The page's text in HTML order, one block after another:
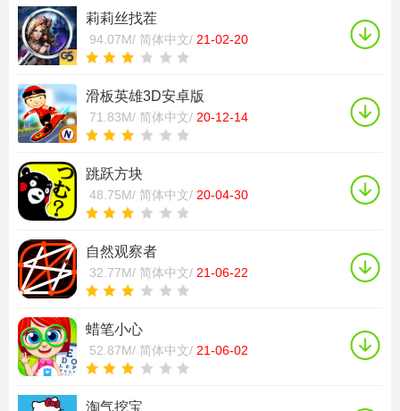
莉莉丝找茬
94.07M/ 简体中文/ 21-02-20
滑板英雄3D安卓版
71.83M/ 简体中文/ 20-12-14
跳跃方块
48.75M/ 简体中文/ 20-04-30
自然观察者
32.77M/ 简体中文/ 21-06-22
蜡笔小心
52.87M/ 简体中文/ 21-06-02
淘气挖宝